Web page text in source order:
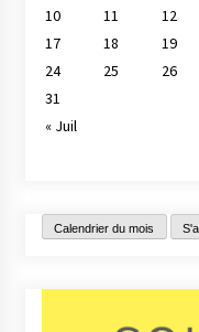
10
11 12
17
18 19
24
25 26
31
« Juil
Calendrier du mois